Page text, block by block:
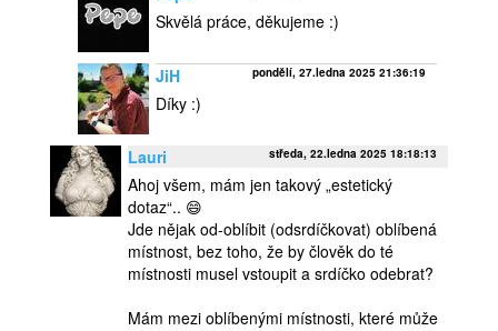
Skvělá práce, děkujeme :)
JiH pondělí, 27.ledna 2025 21:36:19
Díky :)
Lauri středa, 22.ledna 2025 18:18:13
Ahoj všem, mám jen takový „estetický
dotaz“.. 😄
Jde nějak od-oblíbit (odsrdíčkovat) oblíbená
místnost, bez toho, že by člověk do té
místnosti musel vstoupit a srdíčko odebrat?
Mám mezi oblíbenými místnosti, které může